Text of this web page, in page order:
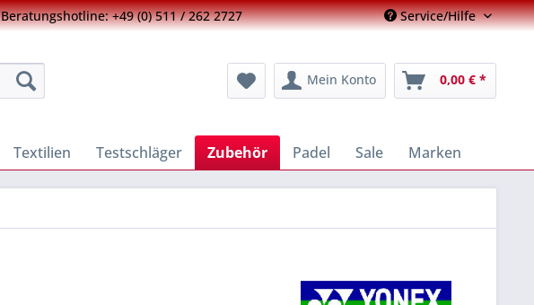
Beratungshotline: +49 (0) 511 / 262 2727 Service/Hilfe
Mein Konto 0,00 € *
Textilien Testschläger Zubehör Padel Sale Marken